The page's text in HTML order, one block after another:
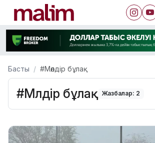
Басты #Мөлдір бұлақ
#Мөлдір бұлақ Жазбалар: 2